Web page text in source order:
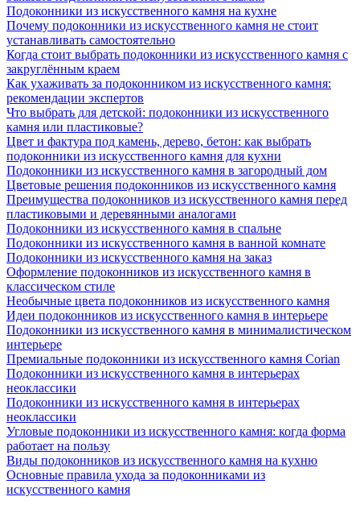
Подоконники из искусственного камня на кухне
Почему подоконники из искусственного камня не стоит
устанавливать самостоятельно
Когда стоит выбрать подоконники из искусственного камня с
закруглённым краем
Как ухаживать за подоконником из искусственного камня:
рекомендации экспертов
Что выбрать для детской: подоконники из искусственного
камня или пластиковые?
Цвет и фактура под камень, дерево, бетон: как выбрать
подоконники из искусственного камня для кухни
Подоконники из искусственного камня в загородный дом
Цветовые решения подоконников из искусственного камня
Преимущества подоконников из искусственного камня перед
пластиковыми и деревянными аналогами
Подоконники из искусственного камня в спальне
Подоконники из искусственного камня в ванной комнате
Подоконники из искусственного камня на заказ
Оформление подоконников из искусственного камня в
классическом стиле
Необычные цвета подоконников из искусственного камня
Идеи подоконников из искусственного камня в интерьере
Подоконники из искусственного камня в минималистическом
интерьере
Премиальные подоконники из искусственного камня Corian
Подоконники из искусственного камня в интерьерах
неоклассики
Подоконники из искусственного камня в интерьерах
неоклассики
Угловые подоконники из искусственного камня: когда форма
работает на пользу
Виды подоконников из искусственного камня на кухню
Основные правила ухода за подоконниками из
искусственного камня